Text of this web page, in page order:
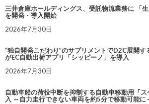
三井倉庫ホールディングス、受託物流業務に 「
を開発・導入開始
2026年7月30日
“独自開発こだわり”のサプリメントでD2C展開す
がEC自動出荷アプリ「シッピーノ」を導入
2026年7月30日
自動車船の荷役中断を抑制する自動車移動用「
入 ～自力走行できない車両を約5分で移動可能に